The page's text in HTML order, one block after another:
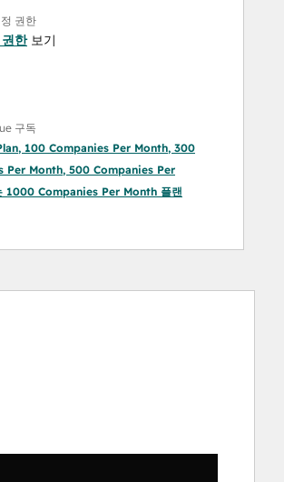
권한
한보기
구독
, 100 Companies Per Month, 300
Per Month, 500 Companies Per
1000 Companies Per Month 플랜